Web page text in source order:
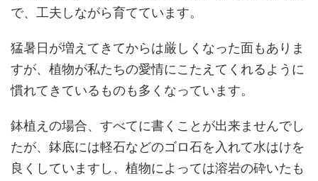
で、工夫しながら育てています。
猛暑日が増えてきてからは厳しくなった面もありま
すが、植物が私たちの愛情にこたえてくれるように
慣れてきているものも多くなっています。
鉢植えの場合、すべてに書くことが出来ませんでし
たが、鉢底には軽石などのゴロ石を入れて水はけを
良くしていますし、植物によっては溶岩の砕いたも